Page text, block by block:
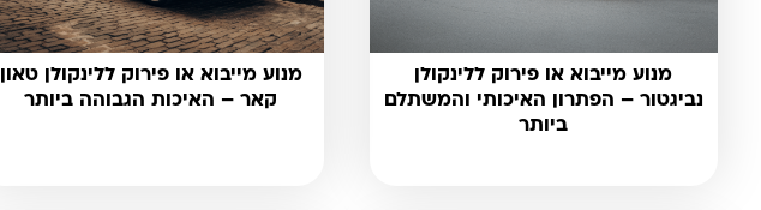
מנוע מייבוא או פירוק ללינקולן
נביגטור – הפתרון האיכותי והמשתלם
ביותר
מנוע מייבוא או פירוק ללינקולן טאון
קאר – האיכות הגבוהה ביותר